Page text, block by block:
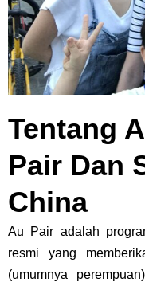
Tentang
Pair Dan
China
Au Pair adalah
resmi yang
(umumnya